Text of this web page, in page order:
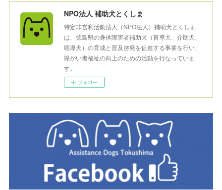
NPO法人 補助犬とくしま
特定非営利活動法人（NPO法人）補助犬とくしま
は、徳島県の身体障害者補助犬（盲導犬、介助犬、
聴導犬）の育成と普及啓発を促進する事業を行い、
障がい者福祉の向上のための活動を行なっていま
す。
フォロー